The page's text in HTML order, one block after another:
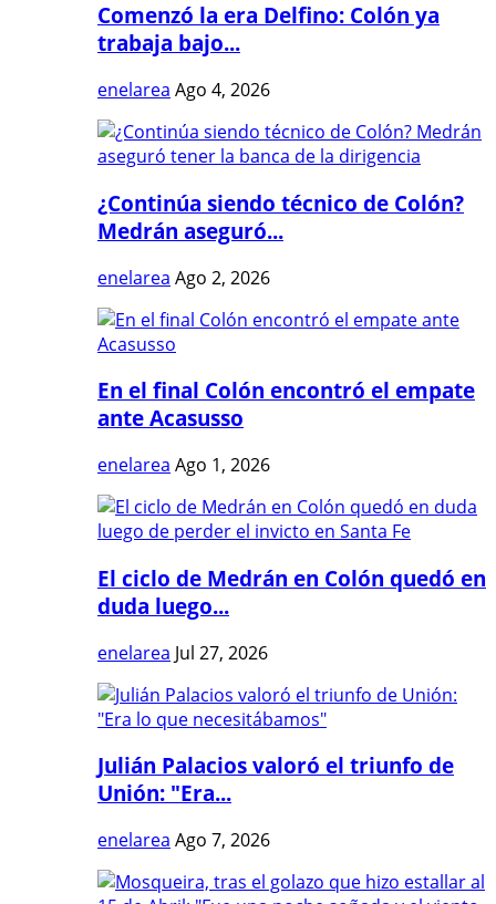
Comenzó la era Delfino: Colón ya
trabaja bajo...
enelarea Ago 4, 2026
¿Continúa siendo técnico de Colón?
Medrán aseguró...
enelarea Ago 2, 2026
En el final Colón encontró el empate
ante Acasusso
enelarea Ago 1, 2026
El ciclo de Medrán en Colón quedó en
duda luego...
enelarea Jul 27, 2026
Julián Palacios valoró el triunfo de
Unión: "Era...
enelarea Ago 7, 2026